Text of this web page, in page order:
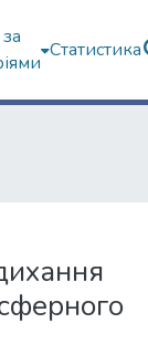
Статистика